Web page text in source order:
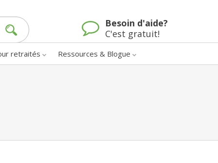
Besoin d'aide?
C'est gratuit!
retraités Ressources & Blogue